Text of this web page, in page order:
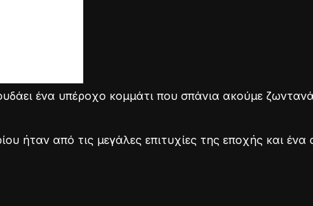
ένα υπέροχο κομμάτι που σπάνια ακούμε
ήταν από τις μεγάλες επιτυχίες της εποχής και